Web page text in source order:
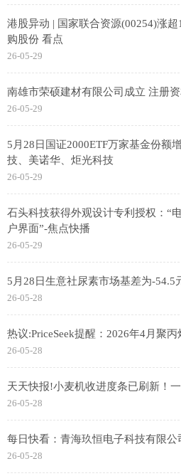
港股异动 | 国家联合资源(00254)涨
购股份 看点
26-05-29
南雄市荣硕建材有限公司成立 注册
26-05-29
5月28日国证2000ETF万家基金份额
技、美诺华、炬光科技
26-05-29
石头科技获得外观设计专利授权：“
户界面”-焦点快播
26-05-29
5月28日生意社尿素市场基差为-54.5
26-05-28
热议:PriceSeek提醒：2026年4月聚
26-05-28
天天快报!小麦机收进度条已刷新！
26-05-28
每日快看：青海玖恒电子科技有限
26-05-28